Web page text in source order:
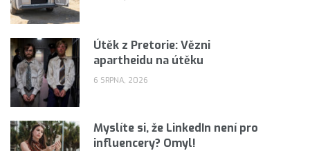
Útěk z Pretorie: Vězni
apartheidu na útěku
6 SRPNA, 2026
Myslíte si, že LinkedIn není pro
influencery? Omyl!